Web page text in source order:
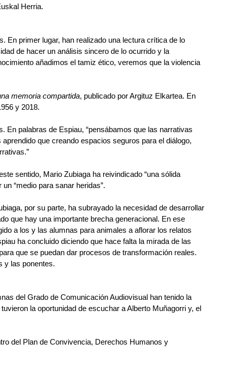
Herria.
En primer lugar, han realizado una lectura crítica de lo
de hacer un análisis sincero de lo ocurrido y la
añadimos el tamiz ético, veremos que la violencia
memoria compartida, publicado por Argituz Elkartea. En
y 2018.
En palabras de Espiau, “pensábamos que las narrativas
que creando espacios seguros para el diálogo,
sentido, Mario Zubiaga ha reivindicado “una sólida
“medio para sanar heridas”.
por su parte, ha subrayado la necesidad de desarrollar
que hay una importante brecha generacional. En ese
a los y las alumnas para animales a aflorar los relatos
ha concluido diciendo que hace falta la mirada de las
que se puedan dar procesos de transformación reales.
y las ponentes.
del Grado de Comunicación Audiovisual han tenido la
la oportunidad de escuchar a Alberto Muñagorri y, el
del Plan de Convivencia, Derechos Humanos y